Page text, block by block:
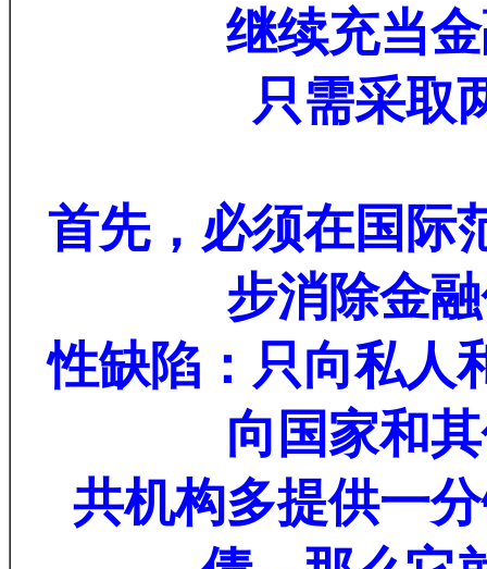
继续充当
只需采取
首先，必须在国际
步消除金
性缺陷：只向私人
向国家和
共机构多提供一